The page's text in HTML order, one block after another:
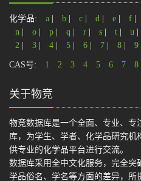
化学品: a b c d e f
n
o p q r s t u
2
3 4 5 6 7 8 9
CAS号: 1 2 3 4 5 6 7 8
关于物竞
物竞数据库是一个全面、专业、专
库，为学生、学者、化学品研究
供专业的化学品平台进行交流。
数据库采用全中文化服务，完全突
学品俗名、学名等方面的差异，所